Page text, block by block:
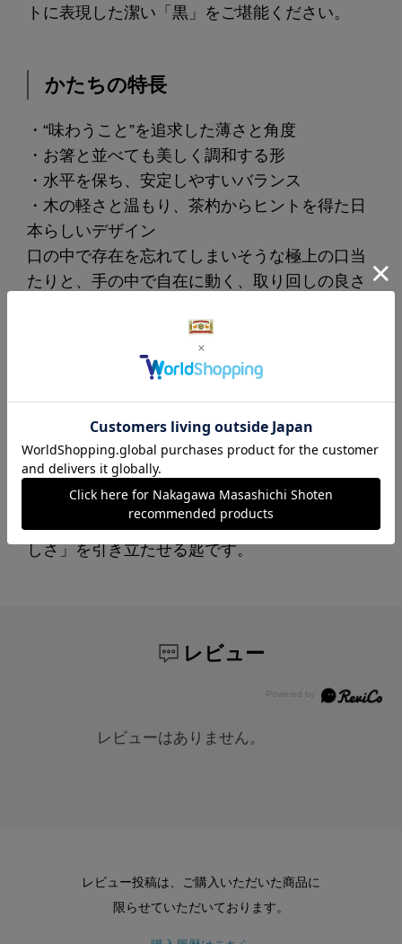
トに表現した潔い「黒」をご堪能ください。
かたちの特長
・“味わうこと”を追求した薄さと角度
・お箸と並べても美しく調和する形
・水平を保ち、安定しやすいバランス
・木の軽さと温もり、茶杓からヒントを得た日
本らしいデザイン
口の中で存在を忘れてしまいそうな極上の口当
たりと、手の中で自在に動く、取り回しの良さ
おすすめのお料理
・トロッとした卵料理に
・カレーやチャーハンに
・ツルンとしたデザートに
・具だくさんのスープに
和食・洋食を問わず、素材の持つ「本来の美味
しさ」を引き立たせる匙です。
レビュー
レビューはありません。
レビュー投稿は、ご購入いただいた商品に
限らせていただいております。